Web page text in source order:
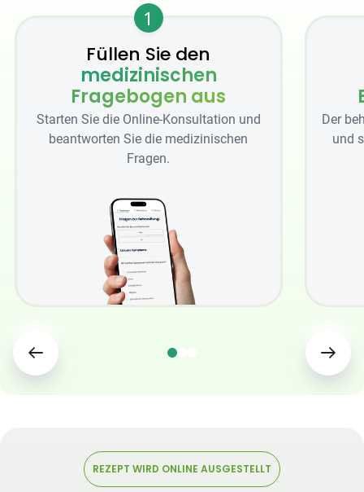
1
Füllen Sie den
medizinischen
Fragebogen aus
Starten Sie die Online-Konsultation und
beantworten Sie die medizinischen
Fragen.
Der
und
REZEPT WIRD ONLINE AUSGESTELLT